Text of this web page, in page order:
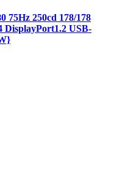
75Hz 250cd 178/178
DisplayPort1.2 USB-